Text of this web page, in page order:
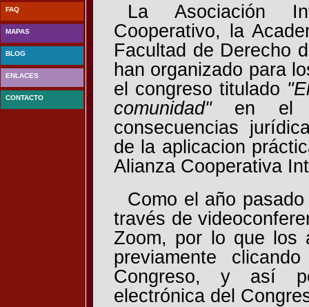
La Asociación
Cooperativo, la
Facultad de Derecho
han organizado para
el congreso titulado
comunidad"en el
consecuencias
de la aplicacion
Alianza Cooperativa
Como el año
través de
Zoom, por lo que los
previamente
Congreso, y así
electrónica del
FAQ
MAPAS
BLOG
ENLACES
CONTACTO